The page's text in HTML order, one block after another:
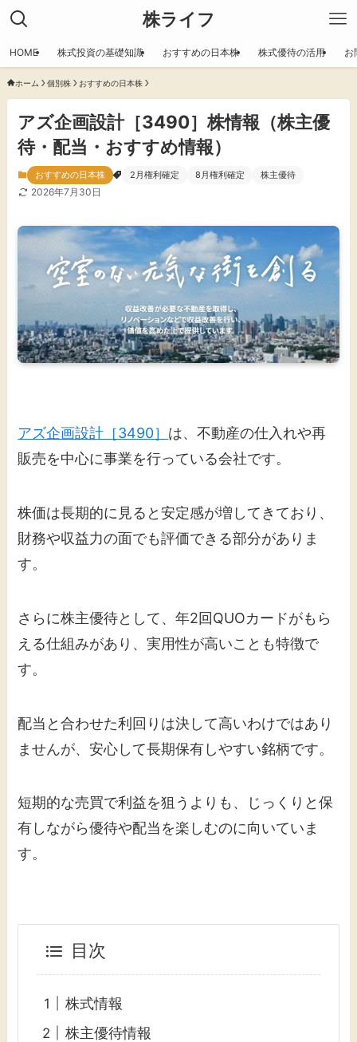
株ライフ
HOME 株式投資の基礎知識 おすすめの日本株 株式優待の活用 お
ホーム 個別株 おすすめの日本株
アズ企画設計［3490］株情報（株主優
待・配当・おすすめ情報）
おすすめの日本株 2月権利確定 8月権利確定 株主優待
2026年7月30日
アズ企画設計［3490］ は、不動産の仕入れや再
販売を中心に事業を行っている会社です。
株価は長期的に見ると安定感が増してきており、
財務や収益力の面でも評価できる部分がありま
す。
さらに株主優待として、年2回QUOカードがもら
える仕組みがあり、実用性が高いことも特徴で
す。
配当と合わせた利回りは決して高いわけではあり
ませんが、安心して長期保有しやすい銘柄です。
短期的な売買で利益を狙うよりも、じっくりと保
有しながら優待や配当を楽しむのに向いていま
す。
目次
株式情報
株主優待情報